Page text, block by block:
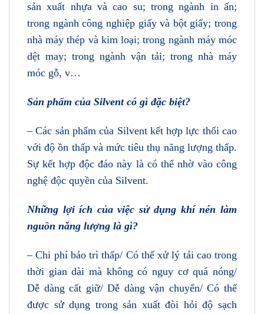
sản xuất nhựa và cao su; trong ngành in ấn;
trong ngành công nghiệp giấy và bột giấy; trong
nhà máy thép và kim loại; trong ngành máy móc
dệt may; trong ngành vận tải; trong nhà máy
móc gỗ, v…
Sản phẩm của Silvent có gì đặc biệt?
– Các sản phẩm của Silvent kết hợp lực thổi cao
với độ ồn thấp và mức tiêu thụ năng lượng thấp.
Sự kết hợp độc đáo này là có thể nhờ vào công
nghệ độc quyền của Silvent.
Những lợi ích của việc sử dụng khí nén làm
nguồn năng lượng là gì?
– Chi phí bảo trì thấp/ Có thể xử lý tải cao trong
thời gian dài mà không có nguy cơ quá nóng/
Dễ dàng cất giữ/ Dễ dàng vận chuyển/ Có thể
được sử dụng trong sản xuất đòi hỏi độ sạch